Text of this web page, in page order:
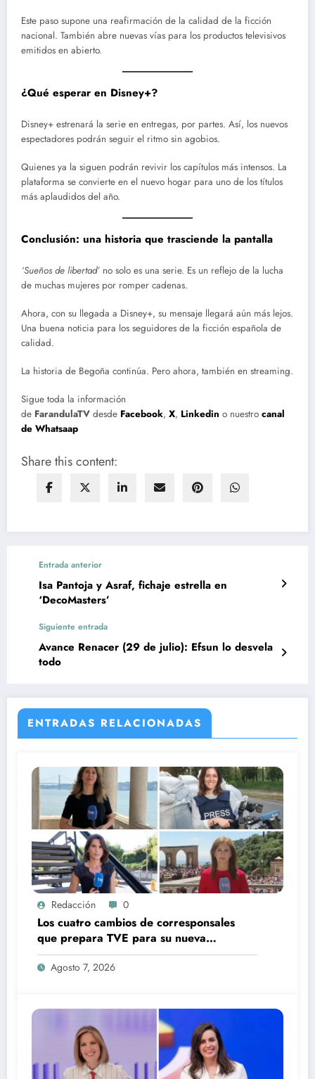
Este paso supone una reafirmación de la calidad de la ficción
nacional. También abre nuevas vías para los productos televisivos
emitidos en abierto.
¿Qué esperar en Disney+?
Disney+ estrenará la serie en entregas, por partes. Así, los nuevos
espectadores podrán seguir el ritmo sin agobios.
Quienes ya la siguen podrán revivir los capítulos más intensos. La
plataforma se convierte en el nuevo hogar para uno de los títulos
más aplaudidos del año.
Conclusión: una historia que trasciende la pantalla
‘Sueños de libertad’ no solo es una serie. Es un reflejo de la lucha
de muchas mujeres por romper cadenas.
Ahora, con su llegada a Disney+, su mensaje llegará aún más lejos.
Una buena noticia para los seguidores de la ficción española de
calidad.
La historia de Begoña continúa. Pero ahora, también en streaming.
Sigue toda la información
de FarandulaTV desde Facebook, X, Linkedin o nuestro canal
de Whatsaap
Share this content:
Entrada anterior
Isa Pantoja y Asraf, fichaje estrella en
‘DecoMasters’
Siguiente entrada
Avance Renacer (29 de julio): Efsun lo desvela
todo
ENTRADAS RELACIONADAS
Redacción 0
Los cuatro cambios de corresponsales
que prepara TVE para su nueva
temporada
Agosto 7, 2026